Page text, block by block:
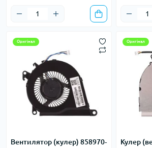
Оригінал
Вентилятор (кулер) 858970-
Оригінал
Кулер